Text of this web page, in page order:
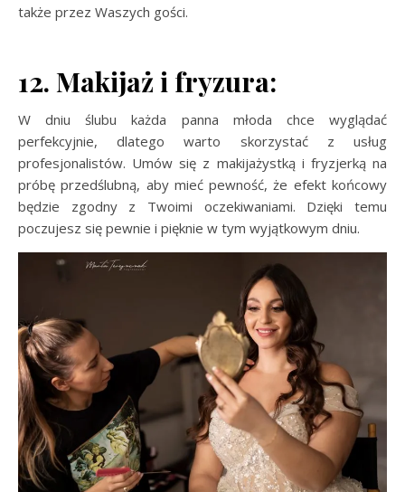
także przez Waszych gości.
12. Makijaż i fryzura:
W dniu ślubu każda panna młoda chce wyglądać
perfekcyjnie, dlatego warto skorzystać z usług
profesjonalistów. Umów się z makijażystką i fryzjerką na
próbę przedślubną, aby mieć pewność, że efekt końcowy
będzie zgodny z Twoimi oczekiwaniami. Dzięki temu
poczujesz się pewnie i pięknie w tym wyjątkowym dniu.